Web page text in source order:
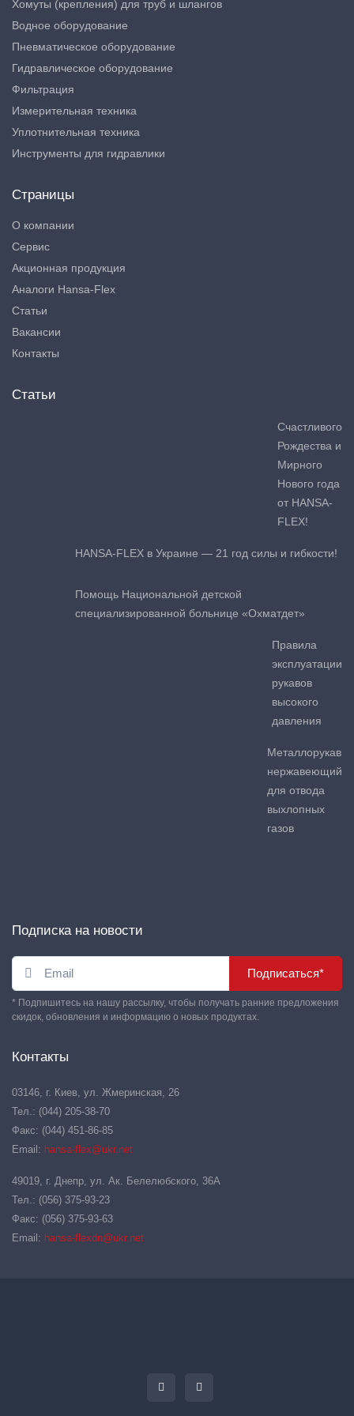
Хомуты (крепления) для труб и шлангов
Водное оборудование
Пневматическое оборудование
Гидравлическое оборудование
Фильтрация
Измерительная техника
Уплотнительная техника
Инструменты для гидравлики
Страницы
О компании
Сервис
Акционная продукция
Аналоги Hansa-Flex
Статьи
Вакансии
Контакты
Статьи
Счастливого
Рождества и
Мирного
Нового года
от HANSA-
FLEX!
HANSA-FLEX в Украине — 21 год силы и гибкости!
Помощь Национальной детской
специализированной больнице «Охматдет»
Правила
эксплуатации
рукавов
высокого
давления
Металлорукав
нержавеющий
для отвода
выхлопных
газов
Подписка на новости
Подписаться*
* Подпишитесь на нашу рассылку, чтобы получать ранние предложения
скидок, обновления и информацию о новых продуктах.
Контакты
03146, г. Киев, ул. Жмеринская, 26
Тел.: (044) 205-38-70
Факс: (044) 451-86-85
Email: hansa-flex@ukr.net
49019, г. Днепр, ул. Ак. Белелюбского, 36А
Тел.: (056) 375-93-23
Факс: (056) 375-93-63
Email: hansa-flexdn@ukr.net